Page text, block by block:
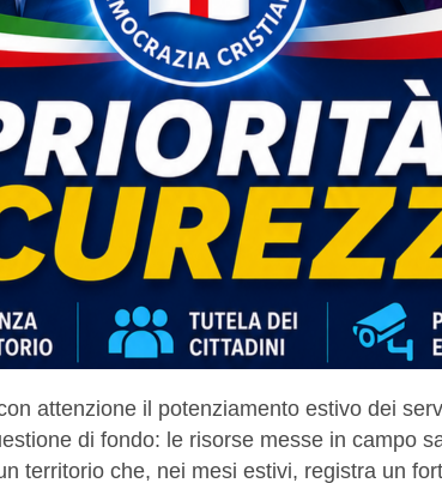
attenzione il potenziamento estivo dei
di fondo: le risorse messe in campo
territorio che, nei mesi estivi, registra un